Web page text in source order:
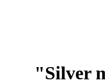
"Silver